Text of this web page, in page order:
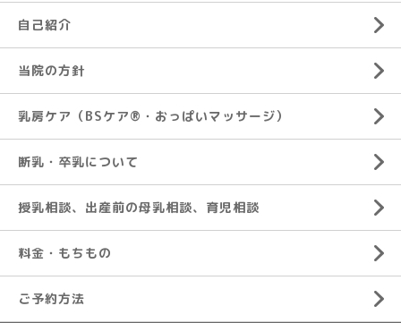
自己紹介
当院の方針
乳房ケア（BSケア®︎・おっぱいマッサージ）
断乳・卒乳について
授乳相談、出産前の母乳相談、育児相談
料金・もちもの
ご予約方法